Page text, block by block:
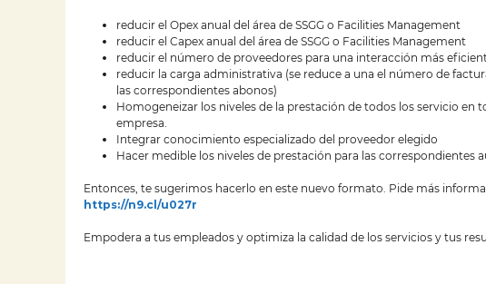
reducir el Opex anual del área de SSGG o Facilities Management
reducir el Capex anual del área de SSGG o Facilities Management
reducir el número de proveedores para una interacción más
reducir la carga administrativa (se reduce a una el número de
las correspondientes abonos)
Homogeneizar los niveles de la prestación de todos los servicio en
empresa.
Integrar conocimiento especializado del proveedor elegido
Hacer medible los niveles de prestación para las correspondientes
Entonces, te sugerimos hacerlo en este nuevo formato. Pide más
https://n9.cl/u027r
Empodera a tus empleados y optimiza la calidad de los servicios y tus